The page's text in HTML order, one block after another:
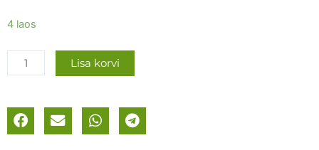
4 laos
Suhkrumais
Bantam
´
Lisa korvi